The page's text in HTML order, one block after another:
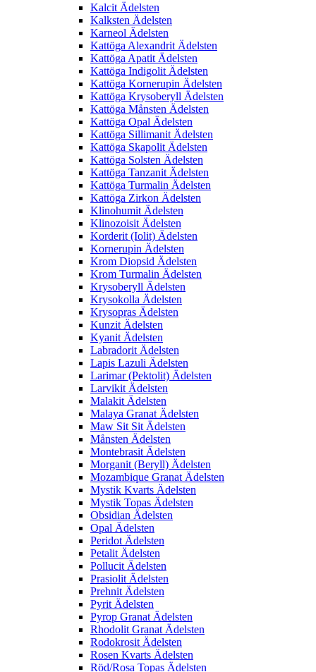
Kalcit Ädelsten
Kalksten Ädelsten
Karneol Ädelsten
Kattöga Alexandrit Ädelsten
Kattöga Apatit Ädelsten
Kattöga Indigolit Ädelsten
Kattöga Kornerupin Ädelsten
Kattöga Krysoberyll Ädelsten
Kattöga Månsten Ädelsten
Kattöga Opal Ädelsten
Kattöga Sillimanit Ädelsten
Kattöga Skapolit Ädelsten
Kattöga Solsten Ädelsten
Kattöga Tanzanit Ädelsten
Kattöga Turmalin Ädelsten
Kattöga Zirkon Ädelsten
Klinohumit Ädelsten
Klinozoisit Ädelsten
Korderit (Iolit) Ädelsten
Kornerupin Ädelsten
Krom Diopsid Ädelsten
Krom Turmalin Ädelsten
Krysoberyll Ädelsten
Krysokolla Ädelsten
Krysopras Ädelsten
Kunzit Ädelsten
Kyanit Ädelsten
Labradorit Ädelsten
Lapis Lazuli Ädelsten
Larimar (Pektolit) Ädelsten
Larvikit Ädelsten
Malakit Ädelsten
Malaya Granat Ädelsten
Maw Sit Sit Ädelsten
Månsten Ädelsten
Montebrasit Ädelsten
Morganit (Beryll) Ädelsten
Mozambique Granat Ädelsten
Mystik Kvarts Ädelsten
Mystik Topas Ädelsten
Obsidian Ädelsten
Opal Ädelsten
Peridot Ädelsten
Petalit Ädelsten
Pollucit Ädelsten
Prasiolit Ädelsten
Prehnit Ädelsten
Pyrit Ädelsten
Pyrop Granat Ädelsten
Rhodolit Granat Ädelsten
Rodokrosit Ädelsten
Rosen Kvarts Ädelsten
Röd/Rosa Topas Ädelsten